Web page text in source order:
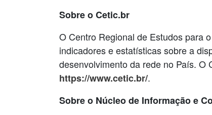
Sobre o Cetic.br
O Centro Regional de Estudos para
indicadores e estatísticas sobre a
desenvolvimento da rede no País. O
https://www.cetic.br/.
Sobre o Núcleo de Informação e